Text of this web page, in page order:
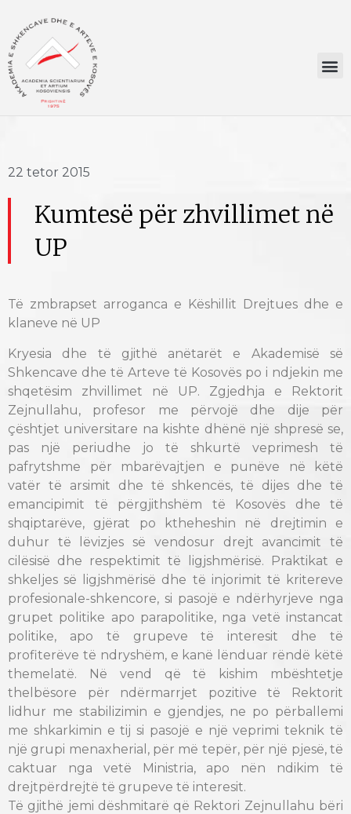
22 tetor 2015
Kumtesë për zhvillimet në
UP
Të zmbrapset arroganca e Këshillit Drejtues dhe e
klaneve në UP
Kryesia dhe të gjithë anëtarët e Akademisë së
Shkencave dhe të Arteve të Kosovës po i ndjekin me
shqetësim zhvillimet në UP. Zgjedhja e Rektorit
Zejnullahu, profesor me përvojë dhe dije për
çështjet universitare na kishte dhënë një shpresë se,
pas një periudhe jo të shkurtë veprimesh të
pafrytshme për mbarëvajtjen e punëve në këtë
vatër të arsimit dhe të shkencës, të dijes dhe të
emancipimit të përgjithshëm të Kosovës dhe të
shqiptarëve, gjërat po ktheheshin në drejtimin e
duhur të lëvizjes së vendosur drejt avancimit të
cilësisë dhe respektimit të ligjshmërisë. Praktikat e
shkeljes së ligjshmërisë dhe të injorimit të kritereve
profesionale-shkencore, si pasojë e ndërhyrjeve nga
grupet politike apo parapolitike, nga vetë instancat
politike, apo të grupeve të interesit dhe të
profiterëve të ndryshëm, e kanë lënduar rëndë këtë
themelatë. Në vend që të kishim mbështetje
thelbësore për ndërmarrjet pozitive të Rektorit
lidhur me stabilizimin e gjendjes, ne po përballemi
me shkarkimin e tij si pasojë e një veprimi teknik të
një grupi menaxherial, për më tepër, për një pjesë, të
caktuar nga vetë Ministria, apo nën ndikim të
drejtpërdrejtë të grupeve të interesit.
Të gjithë jemi dëshmitarë që Rektori Zejnullahu bëri